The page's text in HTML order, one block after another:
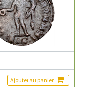
Ajouter au panier